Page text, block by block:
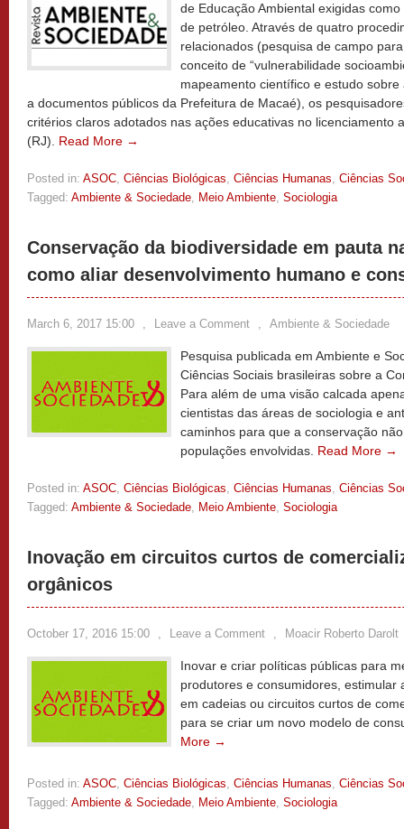
de Educação Ambiental exigidas
de petróleo. Através de quatro
relacionados (pesquisa de campo
conceito de “vulnerabilidade
mapeamento científico e estudo
a documentos públicos da Prefeitura de Macaé), os
critérios claros adotados nas ações educativas no licenciamento
(RJ). Read More →
Posted in: ASOC, Ciências Biológicas, Ciências Humanas, Ciências
Tagged: Ambiente & Sociedade, Meio Ambiente, Sociologia
Conservação da biodiversidade em pauta
como aliar desenvolvimento humano e
March 6, 2017 15:00 , Leave a Comment , Ambiente & Sociedade
Pesquisa publicada em Ambiente e
Ciências Sociais brasileiras sobre a
Para além de uma visão calcada
cientistas das áreas de sociologia e
caminhos para que a conservação
populações envolvidas. Read More →
Posted in: ASOC, Ciências Biológicas, Ciências Humanas, Ciências
Tagged: Ambiente & Sociedade, Meio Ambiente, Sociologia
Inovação em circuitos curtos de
orgânicos
October 17, 2016 15:00 , Leave a Comment , Moacir Roberto Darolt
Inovar e criar políticas públicas para
produtores e consumidores, estimular
em cadeias ou circuitos curtos de
para se criar um novo modelo de
More →
Posted in: ASOC, Ciências Biológicas, Ciências Humanas, Ciências
Tagged: Ambiente & Sociedade, Meio Ambiente, Sociologia